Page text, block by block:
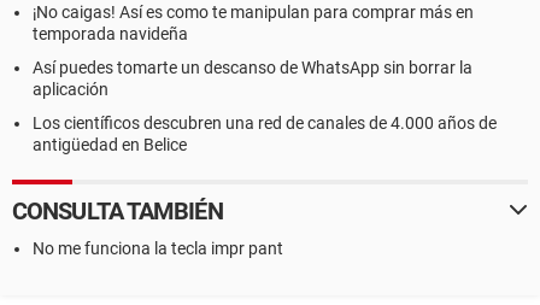
¡No caigas! Así es como te manipulan para comprar más en
temporada navideña
Así puedes tomarte un descanso de WhatsApp sin borrar la
aplicación
Los científicos descubren una red de canales de 4.000 años de
antigüedad en Belice
CONSULTA TAMBIÉN
No me funciona la tecla impr pant